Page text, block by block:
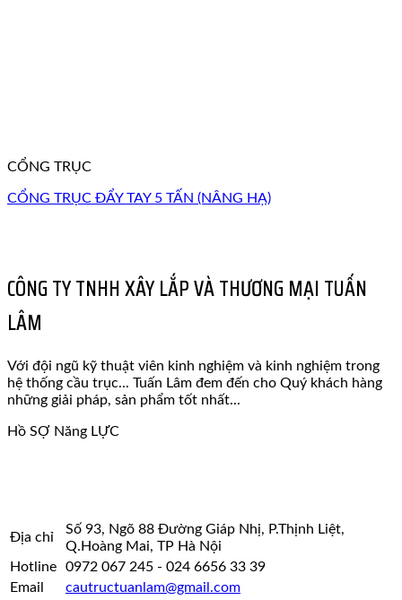
CỔNG TRỤC
CỔNG TRỤC ĐẨY TAY 5 TẤN (NÂNG HẠ)
CÔNG TY TNHH XÂY LẮP VÀ THƯƠNG MẠI TUẤN
LÂM
Với đội ngũ kỹ thuật viên kinh nghiệm và kinh nghiệm trong
hệ thống cầu trục... Tuấn Lâm đem đến cho Quý khách hàng
những giải pháp, sản phẩm tốt nhất...
Hồ SỢ Năng LỰC
Địa chỉ
Số 93, Ngõ 88 Đường Giáp Nhị, P.Thịnh Liệt,
Q.Hoàng Mai, TP Hà Nội
Hotline
0972 067 245 - 024 6656 33 39
Email
cautructuanlam@gmail.com